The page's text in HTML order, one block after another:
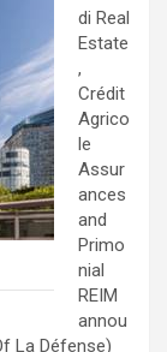
di Real
Estate
,
Crédit
Agrico
le
Assur
ances
and
Primo
nial
REIM
annou
La Défense)